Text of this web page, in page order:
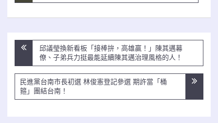
文
導
覽
邱議瑩換新看板「接棒拚，高雄贏！」陳其邁幕
僚、子弟兵力挺最能延續陳其邁治理風格的人！
民進黨台南市長初選 林俊憲登記參選 期許當「桶
箍」團結台南！